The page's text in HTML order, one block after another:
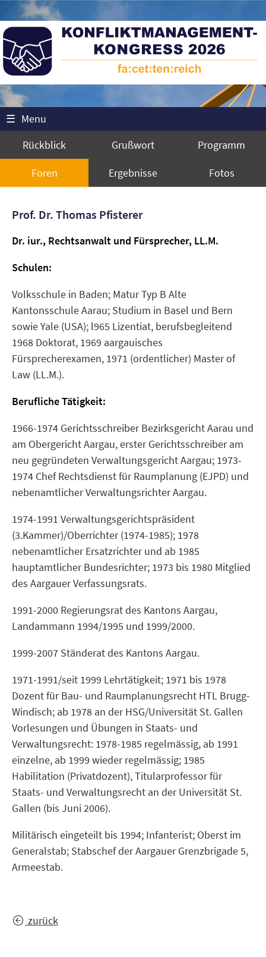
☰ Menu
Rückblick
Grußwort Programm
Foren Ergebnisse Fotos
Prof. Dr. Thomas Pfisterer
Dr. iur., Rechtsanwalt und Fürsprecher, LL.M.
Schulen:
Volksschule in Baden; Matur Typ B Alte
Kantonsschule Aarau; Studium in Basel und Bern
sowie Yale (USA); l965 Lizentiat, berufsbegleitend
1968 Doktorat, 1969 aargauisches
Fürsprecherexamen, 1971 (ordentlicher) Master of
Law (LL.M.).
Berufliche Tätigkeit:
1966-1974 Gerichtsschreiber Bezirksgericht Aarau und
am Obergericht Aargau, erster Gerichtsschreiber am
neu gegründeten Verwaltungsgericht Aargau; 1973-
1974 Chef Rechtsdienst für Raumplanung (EJPD) und
nebenamtlicher Verwaltungsrichter Aargau.
1974-1991 Verwaltungsgerichtspräsident
(3.Kammer)/Oberrichter (1974-1985); 1978
nebenamtlicher Ersatzrichter und ab 1985
hauptamtlicher Bundesrichter; 1973 bis 1980 Mitglied
des Aargauer Verfassungsrats.
1991-2000 Regierungsrat des Kantons Aargau,
Landammann 1994/1995 und 1999/2000.
1999-2007 Ständerat des Kantons Aargau.
1971-1991/seit 1999 Lehrtätigkeit; 1971 bis 1978
Dozent für Bau- und Raumplanungsrecht HTL Brugg-
Windisch; ab 1978 an der HSG/Universität St. Gallen
Vorlesungen und Übungen in Staats- und
Verwaltungsrecht: 1978-1985 regelmässig, ab 1991
einzelne, ab 1999 wieder regelmässig; 1985
Habilitation (Privatdozent), Titularprofessor für
Staats- und Verwaltungsrecht an der Universität St.
Gallen (bis Juni 2006).
Militärisch eingeteilt bis 1994; Infanterist; Oberst im
Generalstab; Stabschef der Aargauer Grenzbrigade 5,
Armeestab.
zurück